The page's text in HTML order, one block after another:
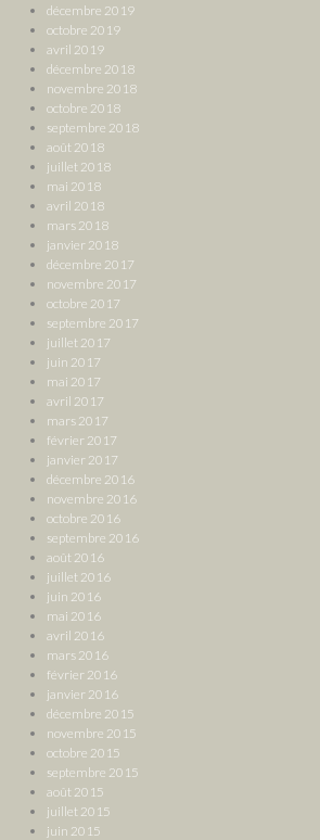
décembre 2019
octobre 2019
avril 2019
décembre 2018
novembre 2018
octobre 2018
septembre 2018
août 2018
juillet 2018
mai 2018
avril 2018
mars 2018
janvier 2018
décembre 2017
novembre 2017
octobre 2017
septembre 2017
juillet 2017
juin 2017
mai 2017
avril 2017
mars 2017
février 2017
janvier 2017
décembre 2016
novembre 2016
octobre 2016
septembre 2016
août 2016
juillet 2016
juin 2016
mai 2016
avril 2016
mars 2016
février 2016
janvier 2016
décembre 2015
novembre 2015
octobre 2015
septembre 2015
août 2015
juillet 2015
juin 2015